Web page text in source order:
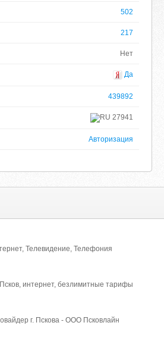
502
217
Нет
Да
439892
27941
Авторизация
Телевидение, Телефония
интернет, безлимитные тарифы
г. Пскова - ООО Псковлайн